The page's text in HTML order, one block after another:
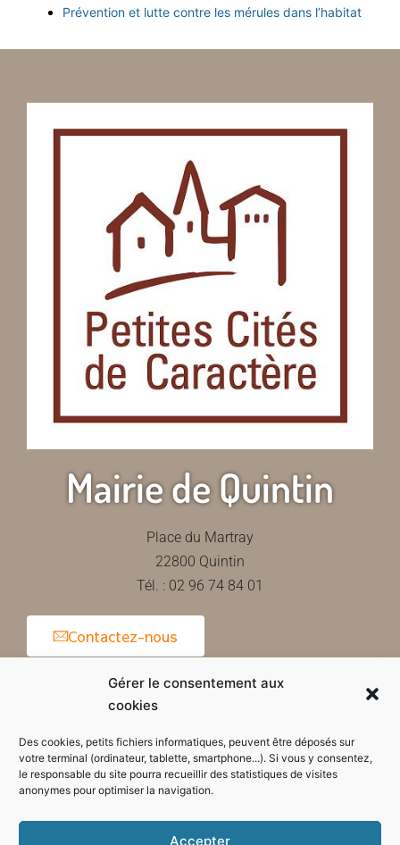
Gérer le consentement aux
cookies
Des cookies, petits fichiers informatiques, peuvent être déposés sur
votre terminal (ordinateur, tablette, smartphone...). Si vous y consentez,
le responsable du site pourra recueillir des statistiques de visites
anonymes pour optimiser la navigation.
Accepter
Prévention et lutte contre les mérules dans l’habitat
Mairie de Quintin
Place du Martray
22800 Quintin
Tél. : 02 96 74 84 01
Contactez-nous
Horaires d'ouverture de la mairie